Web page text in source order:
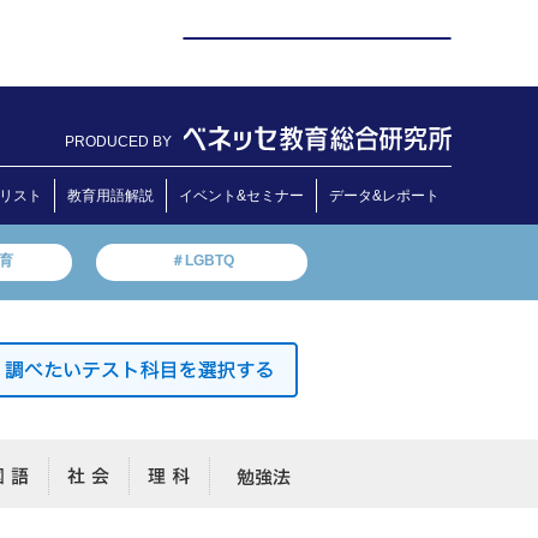
PRODUCED BY
スト 教育用語解説 イベント&セミナー データ&レポート
＃LGBTQ